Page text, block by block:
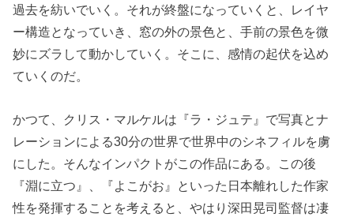
過去を紡いでいく。それが終盤になっていくと、レイヤ
ー構造となっていき、窓の外の景色と、手前の景色を微
妙にズラして動かしていく。そこに、感情の起伏を込め
ていくのだ。
かつて、クリス・マルケルは『ラ・ジュテ』で写真とナ
レーションによる30分の世界で世界中のシネフィルを虜
にした。そんなインパクトがこの作品にある。この後
『淵に立つ』、『よこがお』といった日本離れした作家
性を発揮することを考えると、やはり深田晃司監督は凄